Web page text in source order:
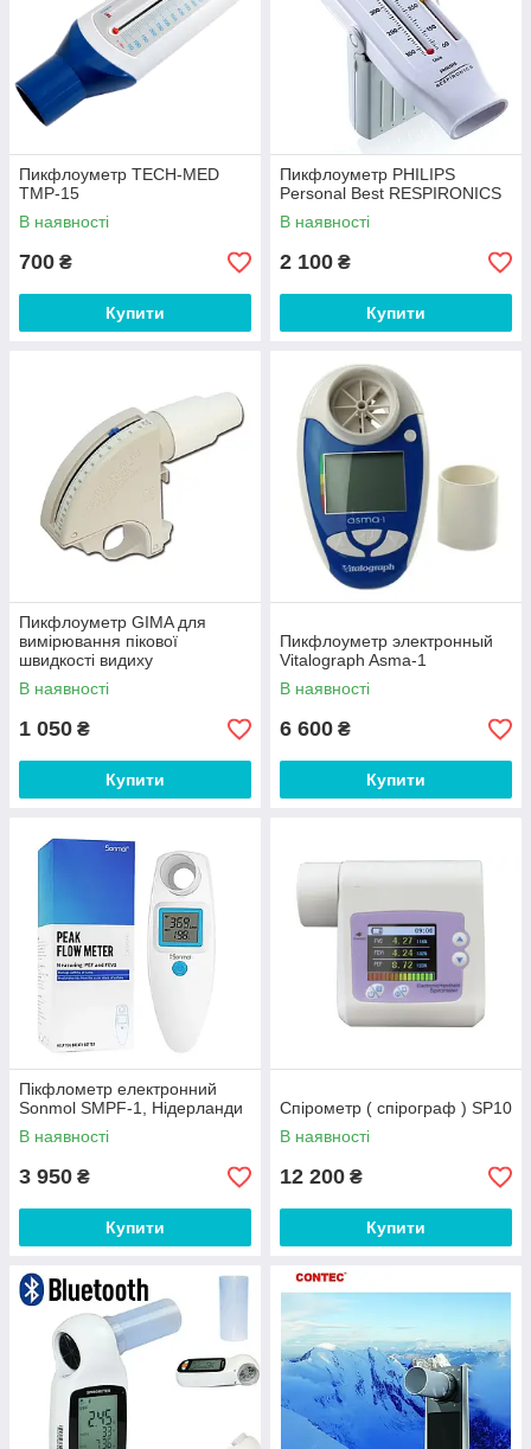
Пикфлоуметр TECH-MED
TMP-15
В наявності
700 ₴
Купити
Пикфлоуметр PHILIPS
Personal Best RESPIRONICS
В наявності
2 100 ₴
Купити
Пикфлоуметр GIMA для
вимірювання пікової
швидкості видиху
В наявності
1 050 ₴
Купити
Пикфлоуметр электронный
Vitalograph Asma-1
В наявності
6 600 ₴
Купити
Пікфлометр електронний
Sonmol SMPF-1, Нідерланди
В наявності
3 950 ₴
Купити
Спірометр ( спірограф ) SP10
В наявності
12 200 ₴
Купити